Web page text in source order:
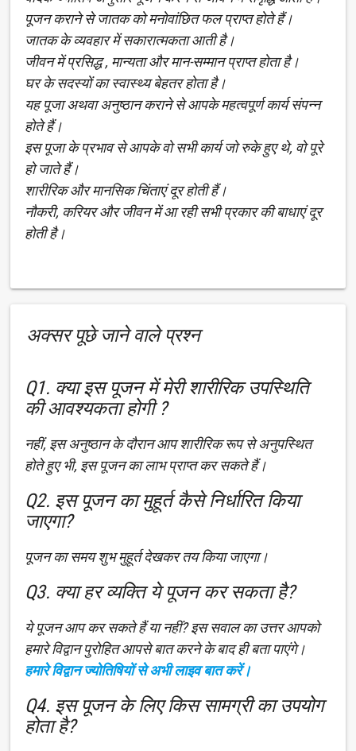
पूजन कराने से जातक को मनोवांछित फल प्राप्त होते हैं।
जातक के व्यवहार में सकारात्मकता आती है।
जीवन में प्रसिद्ध , मान्यता और मान-सम्मान प्राप्त होता है।
घर के सदस्यों का स्वास्थ्य बेहतर होता है।
यह पूजा अथवा अनुष्ठान कराने से आपके महत्वपूर्ण कार्य संपन्न
होते हैं।
इस पूजा के प्रभाव से आपके वो सभी कार्य जो रुके हुए थे, वो पूरे
हो जाते हैं।
शारीरिक और मानसिक चिंताएं दूर होती हैं।
नौकरी, करियर और जीवन में आ रही सभी प्रकार की बाधाएं दूर
होती है।
अक्सर पूछे जाने वाले प्रश्न
Q1. क्या इस पूजन में मेरी शारीरिक उपस्थिति
की आवश्यकता होगी ?
नहीं, इस अनुष्ठान के दौरान आप शारीरिक रूप से अनुपस्थित
होते हुए भी, इस पूजन का लाभ प्राप्त कर सकते हैं।
Q2. इस पूजन का मुहूर्त कैसे निर्धारित किया
जाएगा?
पूजन का समय शुभ मुहूर्त देखकर तय किया जाएगा।
Q3. क्या हर व्यक्ति ये पूजन कर सकता है?
ये पूजन आप कर सकते हैं या नहीं? इस सवाल का उत्तर आपको
हमारे विद्वान पुरोहित आपसे बात करने के बाद ही बता पाएंगे।
हमारे विद्वान ज्योतिषियों से अभी लाइव बात करें।
Q4. इस पूजन के लिए किस सामग्री का उपयोग
होता है?